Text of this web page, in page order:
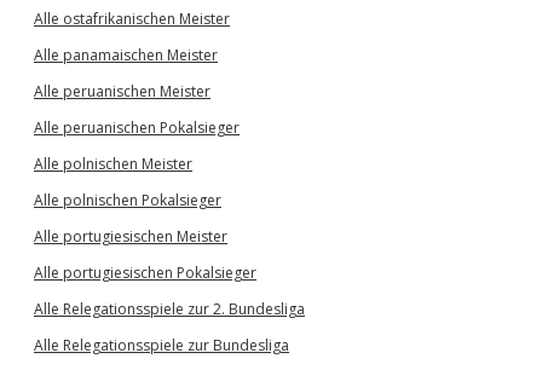
Alle ostafrikanischen Meister
Alle panamaischen Meister
Alle peruanischen Meister
Alle peruanischen Pokalsieger
Alle polnischen Meister
Alle polnischen Pokalsieger
Alle portugiesischen Meister
Alle portugiesischen Pokalsieger
Alle Relegationsspiele zur 2. Bundesliga
Alle Relegationsspiele zur Bundesliga